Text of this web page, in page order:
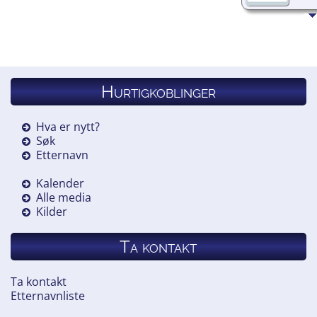
Hurtigkoblinger
Hva er nytt?
Søk
Etternavn
Kalender
Alle media
Kilder
Ta kontakt
Ta kontakt
Etternavnliste